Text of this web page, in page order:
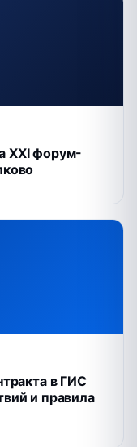
XXI форум-
в ГИС
и правила